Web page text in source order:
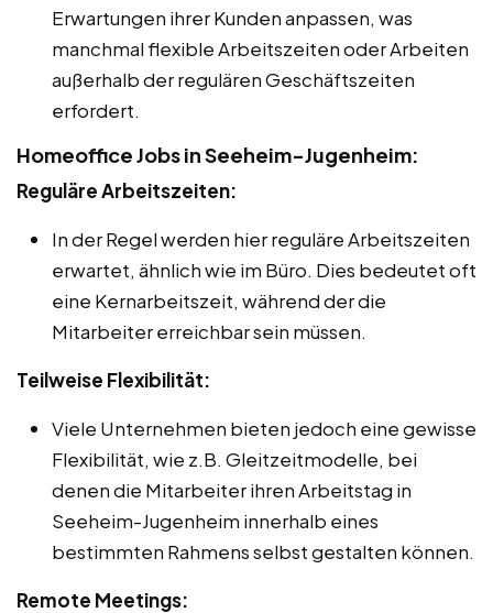
Erwartungen ihrer Kunden anpassen, was
manchmal flexible Arbeitszeiten oder Arbeiten
außerhalb der regulären Geschäftszeiten
erfordert.
Homeoffice Jobs in Seeheim-Jugenheim:
Reguläre Arbeitszeiten:
In der Regel werden hier reguläre Arbeitszeiten
erwartet, ähnlich wie im Büro. Dies bedeutet oft
eine Kernarbeitszeit, während der die
Mitarbeiter erreichbar sein müssen.
Teilweise Flexibilität:
Viele Unternehmen bieten jedoch eine gewisse
Flexibilität, wie z.B. Gleitzeitmodelle, bei
denen die Mitarbeiter ihren Arbeitstag in
Seeheim-Jugenheim innerhalb eines
bestimmten Rahmens selbst gestalten können.
Remote Meetings: